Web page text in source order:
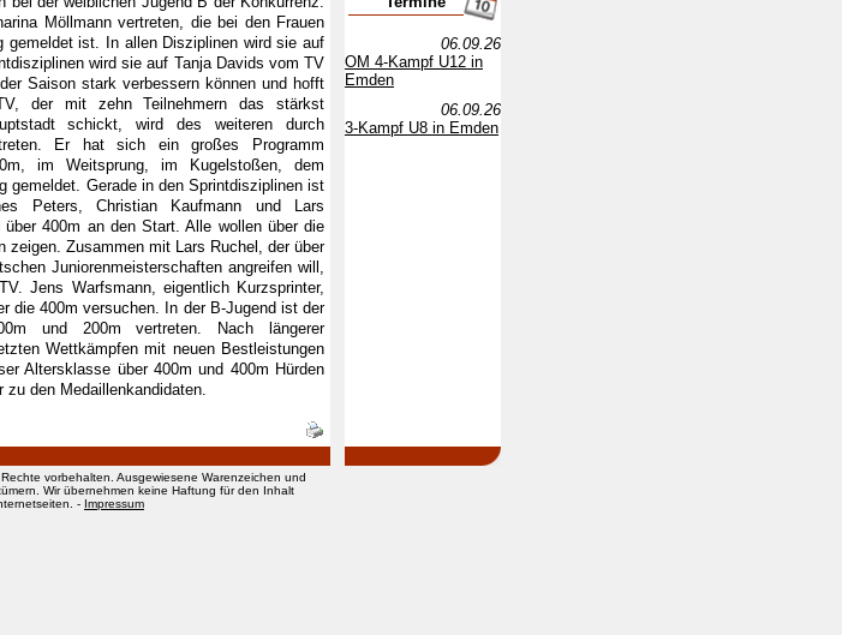
Möllmann vertreten, die bei den Frauen
gemeldet ist. In allen Disziplinen wird sie auf
wird sie auf Tanja Davids vom TV
Saison stark verbessern können und hofft
der mit zehn Teilnehmern das stärkst
schickt, wird des weiteren durch
Er hat sich ein großes Programm
im Weitsprung, im Kugelstoßen, dem
gemeldet. Gerade in den Sprintdisziplinen ist
Peters, Christian Kaufmann und Lars
400m an den Start. Alle wollen über die
zeigen. Zusammen mit Lars Ruchel, der über
Juniorenmeisterschaften angreifen will,
Jens Warfsmann, eigentlich Kurzsprinter,
die 400m versuchen. In der B-Jugend ist der
und 200m vertreten. Nach längerer
Wettkämpfen mit neuen Bestleistungen
Altersklasse über 400m und 400m Hürden
zu den Medaillenkandidaten.
06.09.26
OM 4-Kampf U12 in
Emden
06.09.26
3-Kampf U8 in Emden
vorbehalten. Ausgewiesene Warenzeichen und
Wir übernehmen keine Haftung für den Inhalt
- Impressum